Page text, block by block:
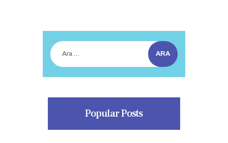
Arama:
Popular Posts